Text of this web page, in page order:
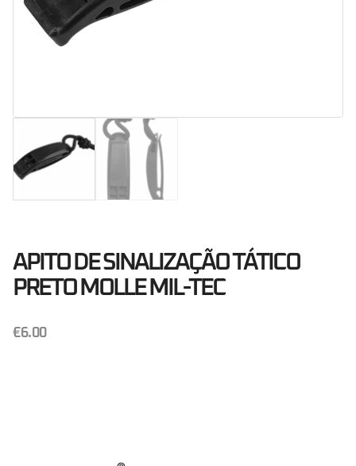
APITO DE SINALIZAÇÃO TÁTICO
PRETO MOLLE MIL-TEC
€6.00